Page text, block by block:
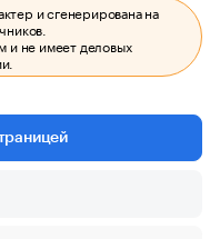
и сгенерирована на
и не имеет деловых